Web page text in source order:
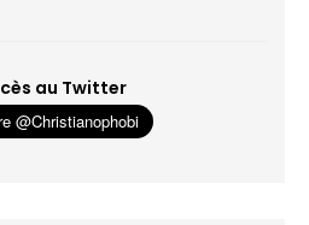
au Twitter